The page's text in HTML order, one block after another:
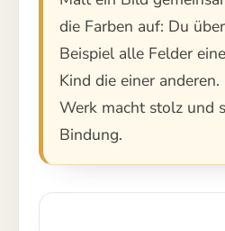
die Farben auf: Du
Beispiel alle Felder
Kind die einer
Werk macht stolz und
Bindung.